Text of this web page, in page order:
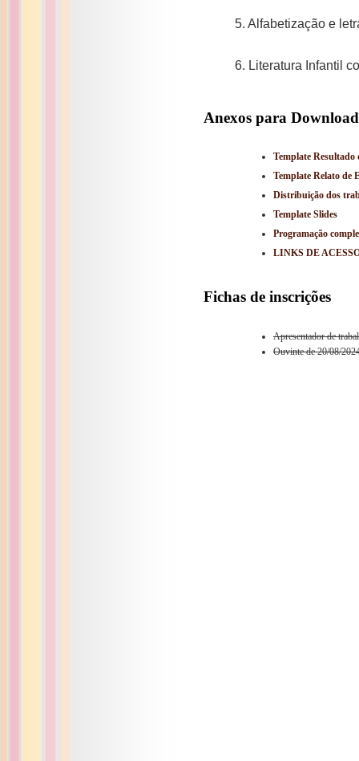
5. Alfabetização e
6. Literatura Infantil
Anexos para Download
Template Resultado
Template Relato de
Distribuição dos
Template Slides
Programação
LINKS DE
Fichas de inscrições
Apresentador de
Ouvinte de 20/08/